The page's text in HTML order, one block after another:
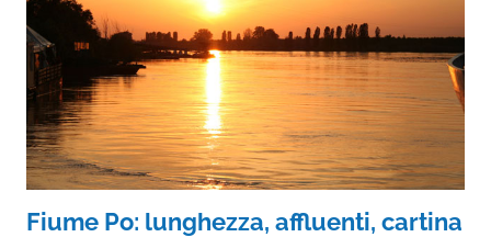
Fiume Po: lunghezza, affluenti, cartina